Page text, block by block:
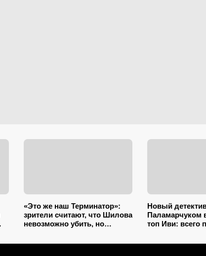
«Это же наш Терминатор»:
зрители считают, что Шилова
невозможно убить, но
Новый
Паламарчуком
топ Иви: всего